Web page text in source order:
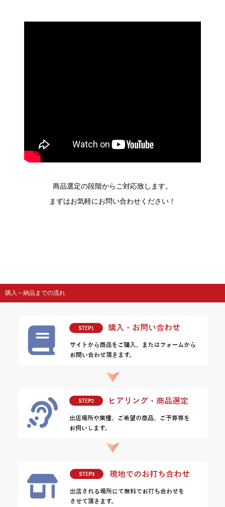
商品選定の段階からご対応致します。
まずはお気軽にお問い合わせください！
購入～納品までの流れ